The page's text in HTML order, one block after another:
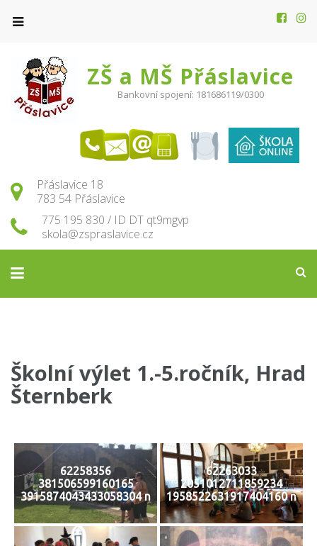
ZŠ a MŠ Přáslavice
Bankovní spojení: 181686119/0300
Přáslavice 18
783 54 Přáslavice
775 195 830 / ID DT qt9mgvp
skola@zspraslavice.cz
Školní výlet 1.-5.ročník, Hrad
Šternberk
62258356
381506599160165
3915874043433058304 n
62263033
2051012711859234
1958522631917404160 n